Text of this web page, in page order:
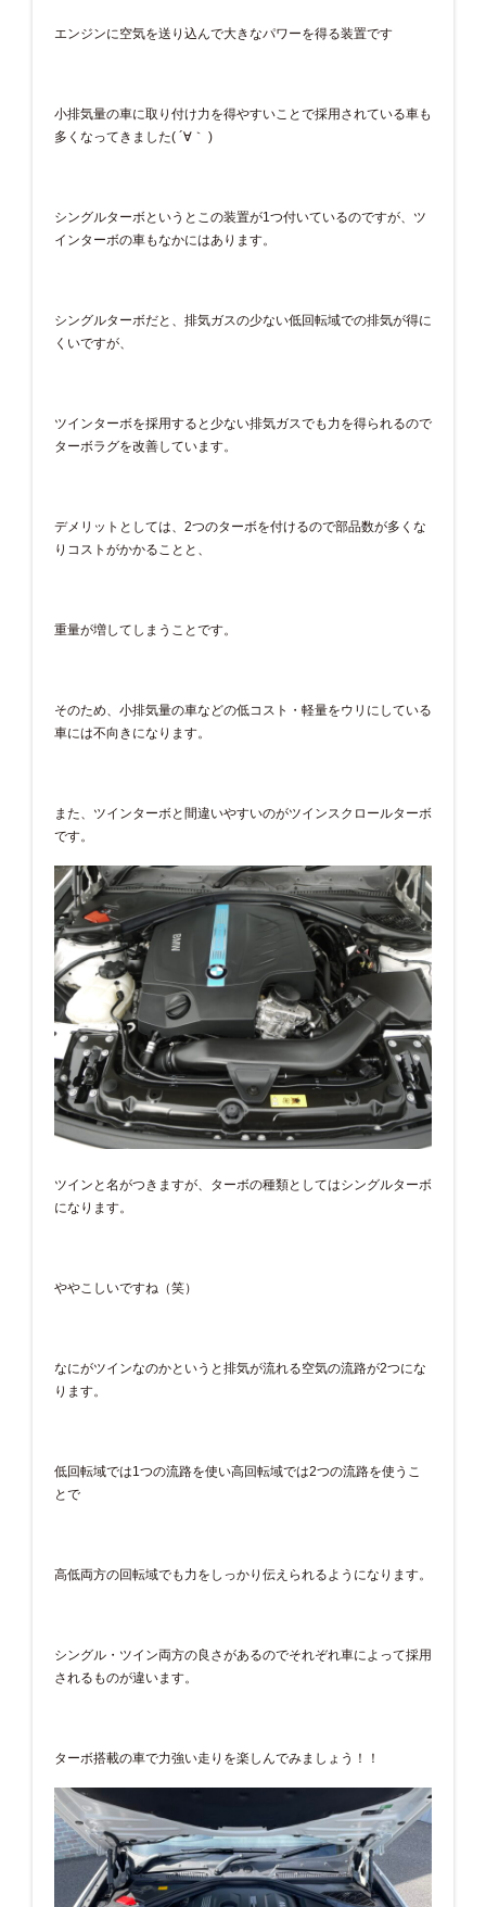
エンジンに空気を送り込んで大きなパワーを得る装置です
小排気量の車に取り付け力を得やすいことで採用されている車も
多くなってきました( ´∀｀ )
シングルターボというとこの装置が1つ付いているのですが、ツ
インターボの車もなかにはあります。
シングルターボだと、排気ガスの少ない低回転域での排気が得に
くいですが、
ツインターボを採用すると少ない排気ガスでも力を得られるので
ターボラグを改善しています。
デメリットとしては、2つのターボを付けるので部品数が多くな
りコストがかかることと、
重量が増してしまうことです。
そのため、小排気量の車などの低コスト・軽量をウリにしている
車には不向きになります。
また、ツインターボと間違いやすいのがツインスクロールターボ
です。
ツインと名がつきますが、ターボの種類としてはシングルターボ
になります。
ややこしいですね（笑）
なにがツインなのかというと排気が流れる空気の流路が2つにな
ります。
低回転域では1つの流路を使い高回転域では2つの流路を使うこ
とで
高低両方の回転域でも力をしっかり伝えられるようになります。
シングル・ツイン両方の良さがあるのでそれぞれ車によって採用
されるものが違います。
ターボ搭載の車で力強い走りを楽しんでみましょう！！